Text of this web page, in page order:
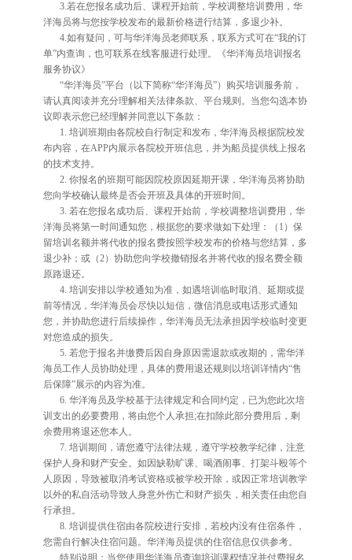
3.若在您报名成功后、课程开始前，学校调整培训费用，华
洋海员将与您按学校发布的最新价格进行结算，多退少补。
4.如有疑问，可与华洋海员老师联系，联系方式可在“我的订
单”内查询，也可联系在线客服进行处理。《华洋海员培训报名
服务协议》
“华洋海员”平台（以下简称“华洋海员”）购买培训服务前，
请认真阅读并充分理解相关法律条款、平台规则。当您勾选本协
议即表示您已经理解并同意以下条款：
1. 培训班期由各院校自行制定和发布，华洋海员根据院校发
布内容，在APP内展示各院校开班信息，并为船员提供线上报名
的技术支持。
2. 你报名的班期可能因院校原因延期开课，华洋海员将协助
您向学校确认最终是否会开班及具体的开班时间。
3. 若在您报名成功后、课程开始前，学校调整培训费用，华
洋海员将第一时间通知您，根据您的要求做如下处理：（1）保
留培训名额并将代收的报名费按照学校发布的价格与您结算，多
退少补；或（2）协助您向学校撤销报名并将代收的报名费全额
原路退还。
4. 培训安排以学校通知为准，如遇培训临时取消、延期或提
前等情况，华洋海员会尽快以短信，微信消息或电话形式通知
您，并协助您进行后续操作，华洋海员无法承担因学校临时变更
对您造成的损失。
5. 若您于报名并缴费后因自身原因需退款或改期的，需华洋
海员工作人员协助处理，具体的费用退还规则以培训详情内“售
后保障”展示的内容为准。
6. 华洋海员及学校基于法律规定和合同约定，已为您此次培
训支出的必要费用，将由您个人承担;在扣除此部分费用后，剩
余费用将退还您本人。
7. 培训期间，请您遵守法律法规，遵守学校教学纪律，注意
保护人身和财产安全。如因缺勒旷课、喝酒闹事、打架斗殴等个
人原因，导致被取消考试资格或被学校开除，或因正常培训教学
以外的私自活动导致人身意外伤亡和财产损失，相关责任由您自
行承担。
8. 培训提供住宿由各院校进行安排，若校内没有住宿条件，
您需自行解决住宿问题。华洋海员提供的住宿信息仅供参考。
特别说明：当您使用华洋海员查询培训课程情况并付费报名